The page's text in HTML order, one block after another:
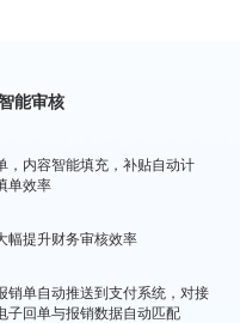
能审核
，内容智能填充，补贴自动计
单效率
幅提升财务审核效率
销单自动推送到支付系统，对接
子回单与报销数据自动匹配